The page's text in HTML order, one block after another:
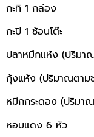
กะทิ 1 กล่อง
กะปิ 1 ช้อนโต๊ะ
ปลาหมึกแห้ง (ปริมา
กุ้งแห้ง (ปริมาณตาม
หมึกกระดอง (ปริมา
หอมแดง 6 หัว